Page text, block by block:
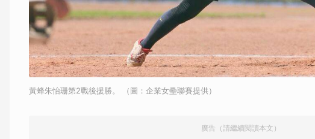
黃蜂朱怡珊第2戰後援勝。 （圖：企業女壘聯賽提供）
廣告（請繼續閱讀本文）